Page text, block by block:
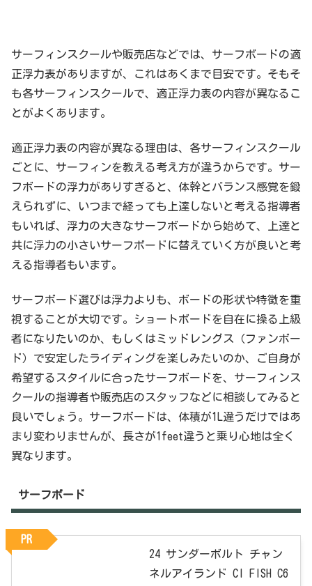
サーフィンスクールや販売店などでは、サーフボードの適
正浮力表がありますが、これはあくまで目安です。そもそ
も各サーフィンスクールで、適正浮力表の内容が異なるこ
とがよくあります。
適正浮力表の内容が異なる理由は、各サーフィンスクール
ごとに、サーフィンを教える考え方が違うからです。サー
フボードの浮力がありすぎると、体幹とバランス感覚を鍛
えられずに、いつまで経っても上達しないと考える指導者
もいれば、浮力の大きなサーフボードから始めて、上達と
共に浮力の小さいサーフボードに替えていく方が良いと考
える指導者もいます。
サーフボード選びは浮力よりも、ボードの形状や特徴を重
視することが大切です。ショートボードを自在に操る上級
者になりたいのか、もしくはミッドレングス（ファンボー
ド）で安定したライディングを楽しみたいのか、ご自身が
希望するスタイルに合ったサーフボードを、サーフィンス
クールの指導者や販売店のスタッフなどに相談してみると
良いでしょう。サーフボードは、体積が1L違うだけではあ
まり変わりませんが、長さが1feet違うと乗り心地は全く
異なります。
サーフボード
24 サンダーボルト チャン
ネルアイランド CI FISH C6
PR